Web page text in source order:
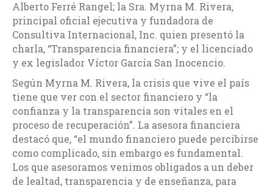
Alberto Ferré Rangel; la Sra. Myrna M. Rivera,
principal oficial ejecutiva y fundadora de
Consultiva Internacional, Inc. quien presentó la
charla, “Transparencia financiera”; y el licenciado
y ex legislador Víctor García San Inocencio.
Según Myrna M. Rivera, la crisis que vive el país
tiene que ver con el sector financiero y “la
confianza y la transparencia son vitales en el
proceso de recuperación”. La asesora financiera
destacó que, “el mundo financiero puede percibirse
como complicado, sin embargo es fundamental.
Los que asesoramos venimos obligados a un deber
de lealtad, transparencia y de enseñanza, para